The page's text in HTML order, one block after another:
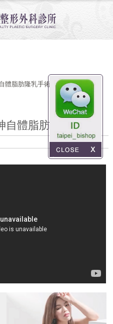
體脂肪隆乳手術案例
體脂肪隆乳心得